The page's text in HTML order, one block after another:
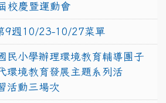
校慶暨運動會
9週10/23-10/27菜單
民小學辦理環境教育輔導團子
環境教育發展主題系列活
活動三場次